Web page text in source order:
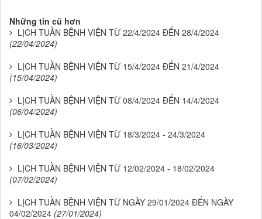
Những tin cũ hơn
LỊCH TUẦN BỆNH VIỆN TỪ 22/4/2024 ĐẾN 28/4/2024
(22/04/2024)
LỊCH TUẦN BỆNH VIỆN TỪ 15/4/2024 ĐẾN 21/4/2024
(15/04/2024)
LỊCH TUẦN BỆNH VIỆN TỪ 08/4/2024 ĐẾN 14/4/2024
(06/04/2024)
LỊCH TUẦN BỆNH VIỆN TỪ 18/3/2024 - 24/3/2024
(16/03/2024)
LỊCH TUẦN BỆNH VIỆN TỪ 12/02/2024 - 18/02/2024
(07/02/2024)
LỊCH TUẦN BỆNH VIỆN TỪ NGÀY 29/01/2024 ĐẾN NGÀY
04/02/2024 (27/01/2024)